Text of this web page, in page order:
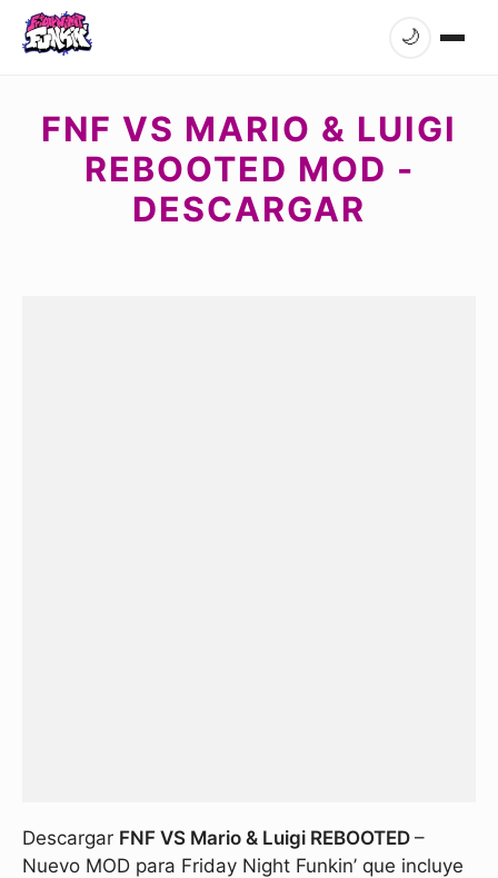
🌙
FNF VS MARIO & LUIGI
REBOOTED MOD -
DESCARGAR
Descargar FNF VS Mario & Luigi REBOOTED –
Nuevo MOD para Friday Night Funkin’ que incluye